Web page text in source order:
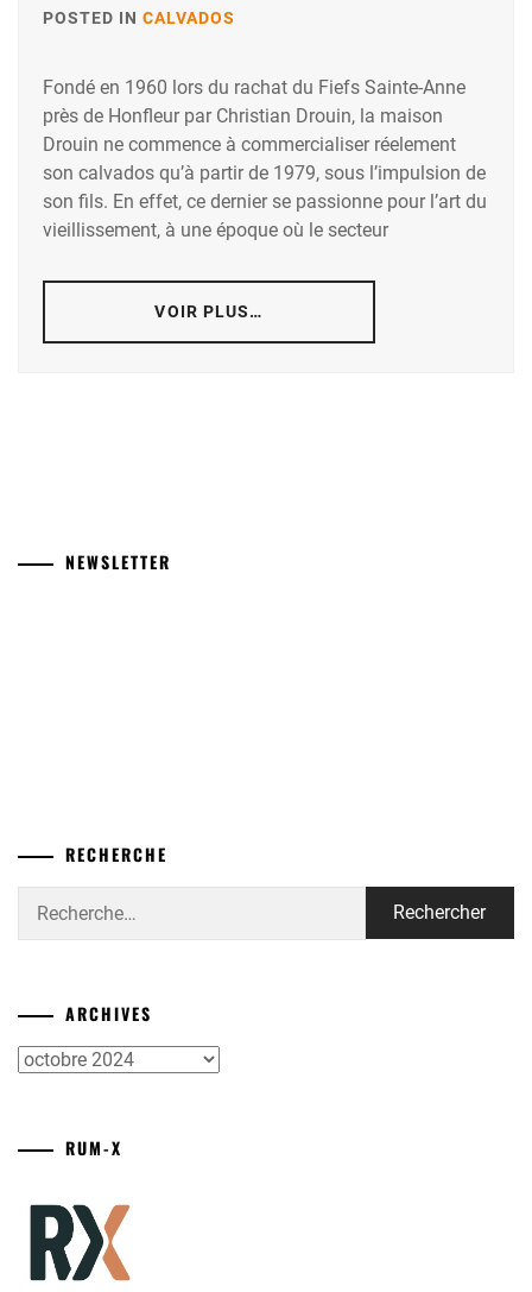
POSTED IN CALVADOS
Fondé en 1960 lors du rachat du Fiefs Sainte-Anne
près de Honfleur par Christian Drouin, la maison
Drouin ne commence à commercialiser réelement
son calvados qu’à partir de 1979, sous l’impulsion de
son fils. En effet, ce dernier se passionne pour l’art du
vieillissement, à une époque où le secteur
VOIR PLUS…
NEWSLETTER
RECHERCHE
ARCHIVES
Archives
RUM-X